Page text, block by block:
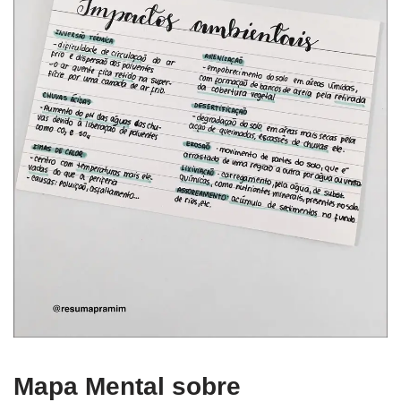
Mapa Mental sobre